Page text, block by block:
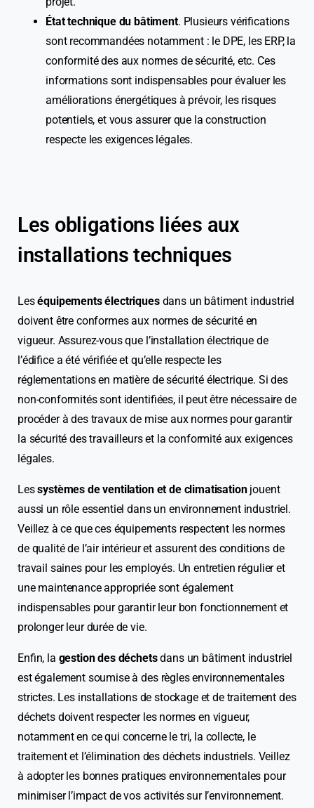
État technique du bâtiment. Plusieurs vérifications
sont recommandées notamment : le DPE, les ERP, la
conformité des aux normes de sécurité, etc. Ces
informations sont indispensables pour évaluer les
améliorations énergétiques à prévoir, les risques
potentiels, et vous assurer que la construction
respecte les exigences légales.
Les obligations liées aux
installations techniques
Leséquipements électriquesdans un bâtiment industriel
doivent être conformes aux normes de sécurité en
vigueur. Assurez-vous que l’installation électrique de
l’édifice a été vérifiée et qu’elle respecte les
réglementations en matière de sécurité électrique. Si des
non-conformités sont identifiées, il peut être nécessaire de
procéder à des travaux de mise aux normes pour garantir
la sécurité des travailleurs et la conformité aux exigences
légales.
Lessystèmes de ventilation et de climatisationjouent
aussi un rôle essentiel dans un environnement industriel.
Veillez à ce que ces équipements respectent les normes
de qualité de l’air intérieur et assurent des conditions de
travail saines pour les employés. Un entretien régulier et
une maintenance appropriée sont également
indispensables pour garantir leur bon fonctionnement et
prolonger leur durée de vie.
Enfin, la gestion des déchetsdans un bâtiment industriel
est également soumise à des règles environnementales
strictes. Les installations de stockage et de traitement des
déchets doivent respecter les normes en vigueur,
notamment en ce qui concerne le tri, la collecte, le
traitement et l’élimination des déchets industriels. Veillez
à adopter les bonnes pratiques environnementales pour
minimiser l’impact de vos activités sur l’environnement.